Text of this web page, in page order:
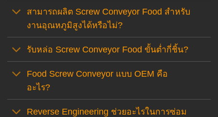
สามารถผลิต Screw Conveyor Food สำหรับ
งานอุณหภูมิสูงได้หรือไม่?
รับหล่อ Screw Conveyor Food ขั้นต่ำกี่ชิ้น?
Food Screw Conveyor แบบ OEM คือ
อะไร?
Reverse Engineering ช่วยอะไรในการซ่อม